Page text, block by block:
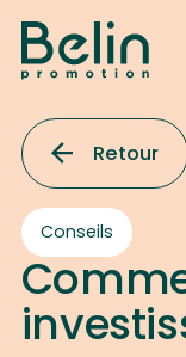
Retour
Conseils